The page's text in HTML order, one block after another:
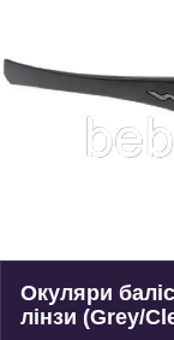
Окуляри
лінзи (Grey/